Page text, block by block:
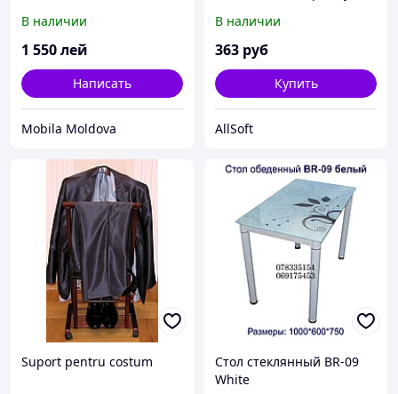
В наличии
1 550лей
Написать
Mobila Moldova
д/м, IP20, ширина
подложки 10мм, синий
В наличии
363 руб
Купить
AllSoft
Suport pentru costum
Стол стеклянный BR-09
White